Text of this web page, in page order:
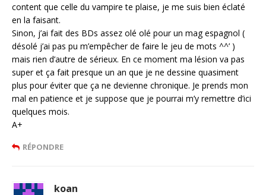
content que celle du vampire te plaise, je me suis bien éclaté
en la faisant.
Sinon, j’ai fait des BDs assez olé olé pour un mag espagnol (
désolé j’ai pas pu m’empêcher de faire le jeu de mots ^^’ )
mais rien d’autre de sérieux. En ce moment ma lésion va pas
super et ça fait presque un an que je ne dessine quasiment
plus pour éviter que ça ne devienne chronique. Je prends mon
mal en patience et je suppose que je pourrai m’y remettre d’ici
quelques mois.
A+
RÉPONDRE
koan